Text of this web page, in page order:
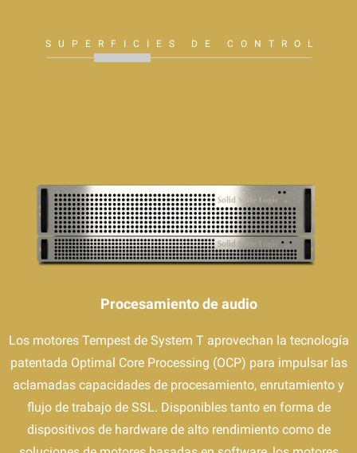
SUPERFICIES DE CONTROL
Procesamiento de audio
Los motores Tempest de System T aprovechan la tecnología
patentada Optimal Core Processing (OCP) para impulsar las
aclamadas capacidades de procesamiento, enrutamiento y
flujo de trabajo de SSL. Disponibles tanto en forma de
dispositivos de hardware de alto rendimiento como de